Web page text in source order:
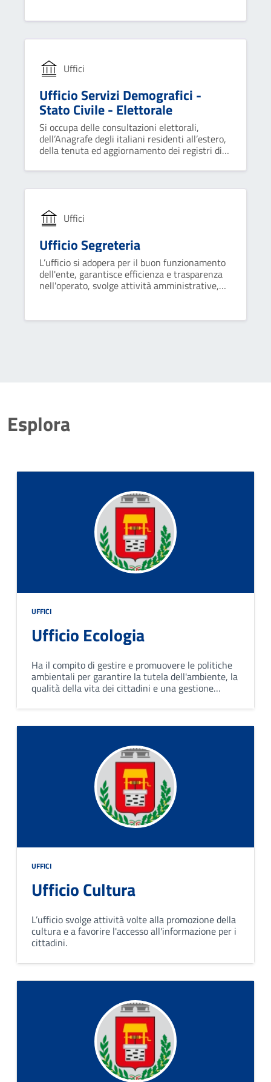
Uffici
Ufficio Servizi Demografici -
Stato Civile - Elettorale
Si occupa delle consultazioni elettorali,
dell’Anagrafe degli italiani residenti all’estero,
della tenuta ed aggiornamento dei registri di
rilascia documenti d'identità e certificati.
Uffici
Ufficio Segreteria
L’ufficio si adopera per il buon funzionamento
dell'ente, garantisce efficienza e trasparenza
nell'operato, svolge attività amministrative,
Esplora
UFFICI
Ufficio Ecologia
Ha il compito di gestire e promuovere le politiche
ambientali per garantire la tutela dell'ambiente, la
qualità della vita dei cittadini e una gestione
UFFICI
Ufficio Cultura
L’ufficio svolge attività volte alla promozione della
cultura e a favorire l'accesso all'informazione per i
cittadini.